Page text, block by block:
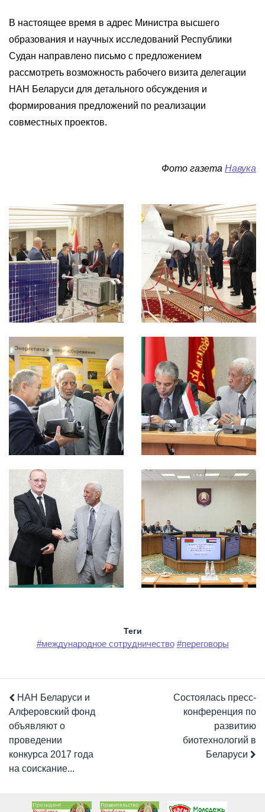
В настоящее время в адрес Министра высшего
образования и научных исследований Республики
Судан направлено письмо с предложением
рассмотреть возможность рабочего визита делегации
НАН Беларуси для детального обсуждения и
формирования предложений по реализации
совместных проектов.
Фото газета Навука
Теги
#международное сотрудничество #переговоры
НАН Беларуси и
Алферовский фонд
объявляют о
проведении
конкурса 2017 года
на соискание...
Состоялась пресс-
конференция по
развитию
биотехнологий в
Беларуси